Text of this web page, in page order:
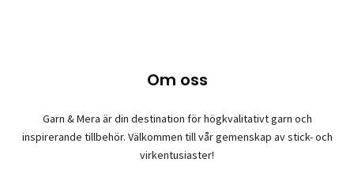
Om oss
Garn & Mera är din destination för högkvalitativt garn och
inspirerande tillbehör. Välkommen till vår gemenskap av stick- och
virkentusiaster!